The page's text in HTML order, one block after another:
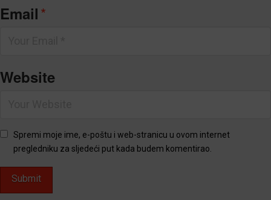
Email*
Website
Spremi moje ime, e-poštu i web-stranicu u ovom internet
pregledniku za sljedeći put kada budem komentirao.